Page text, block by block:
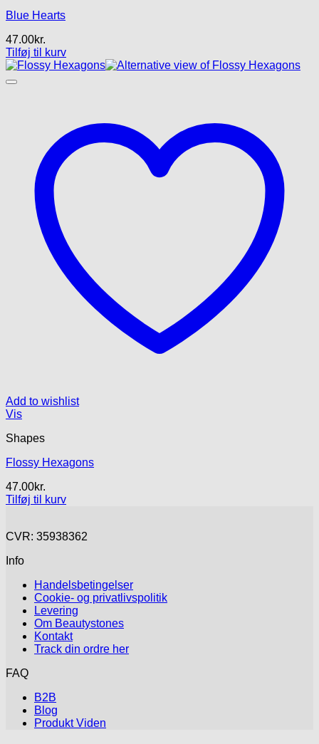
Blue Hearts
47.00kr.
Tilføj til kurv
Add to wishlist
Vis
Shapes
Flossy Hexagons
47.00kr.
Tilføj til kurv
CVR: 35938362
Info
Handelsbetingelser
Cookie- og privatlivspolitik
Levering
Om Beautystones
Kontakt
Track din ordre her
FAQ
B2B
Blog
Produkt Viden